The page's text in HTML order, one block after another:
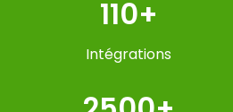
110+
Intégrations